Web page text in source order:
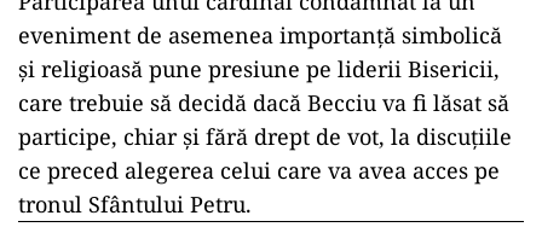
eveniment de asemenea importanță simbolică
și religioasă pune presiune pe liderii Bisericii,
care trebuie să decidă dacă Becciu va fi lăsat să
participe, chiar și fără drept de vot, la discuțiile
ce preced alegerea celui care va avea acces pe
tronul Sfântului Petru.